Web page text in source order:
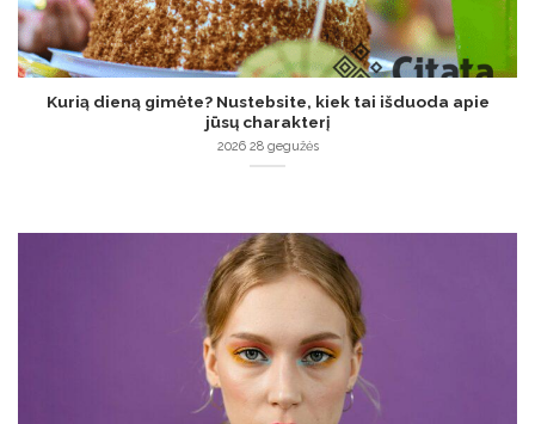
Kurią dieną gimėte? Nustebsite, kiek tai išduoda apie
jūsų charakterį
2026 28 gegužės